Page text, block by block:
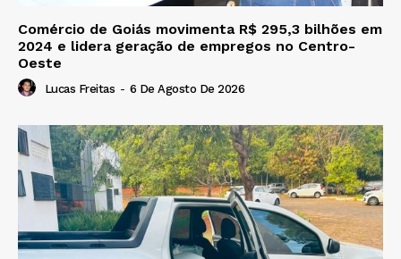
Comércio de Goiás movimenta R$ 295,3 bilhões em
2024 e lidera geração de empregos no Centro-
Oeste
Lucas Freitas - 6 De Agosto De 2026